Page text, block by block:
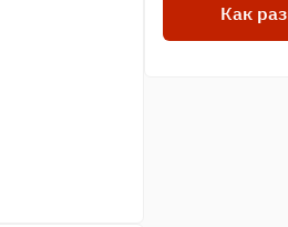
Как